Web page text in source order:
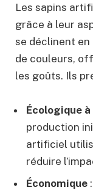
Les sapins
grâce à leur
se déclinent
de couleurs,
les goûts. Ils
Écologique
production
artificiel
réduire
Économique